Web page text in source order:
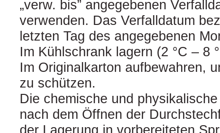
„verw. bis” angegebenen
verwenden. Das Verfalldatum
letzten Tag des angegebenen
Im Kühlschrank lagern (2 °C – 8
Im Originalkarton aufbewahren,
zu schützen.
Die chemische und
nach dem Öffnen der
der Lagerung in vorbereiteten